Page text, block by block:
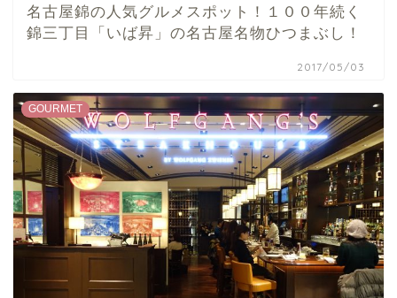
名古屋錦の人気グルメスポット！１００年続く
錦三丁目「いば昇」の名古屋名物ひつまぶし！
2017/05/03
GOURMET